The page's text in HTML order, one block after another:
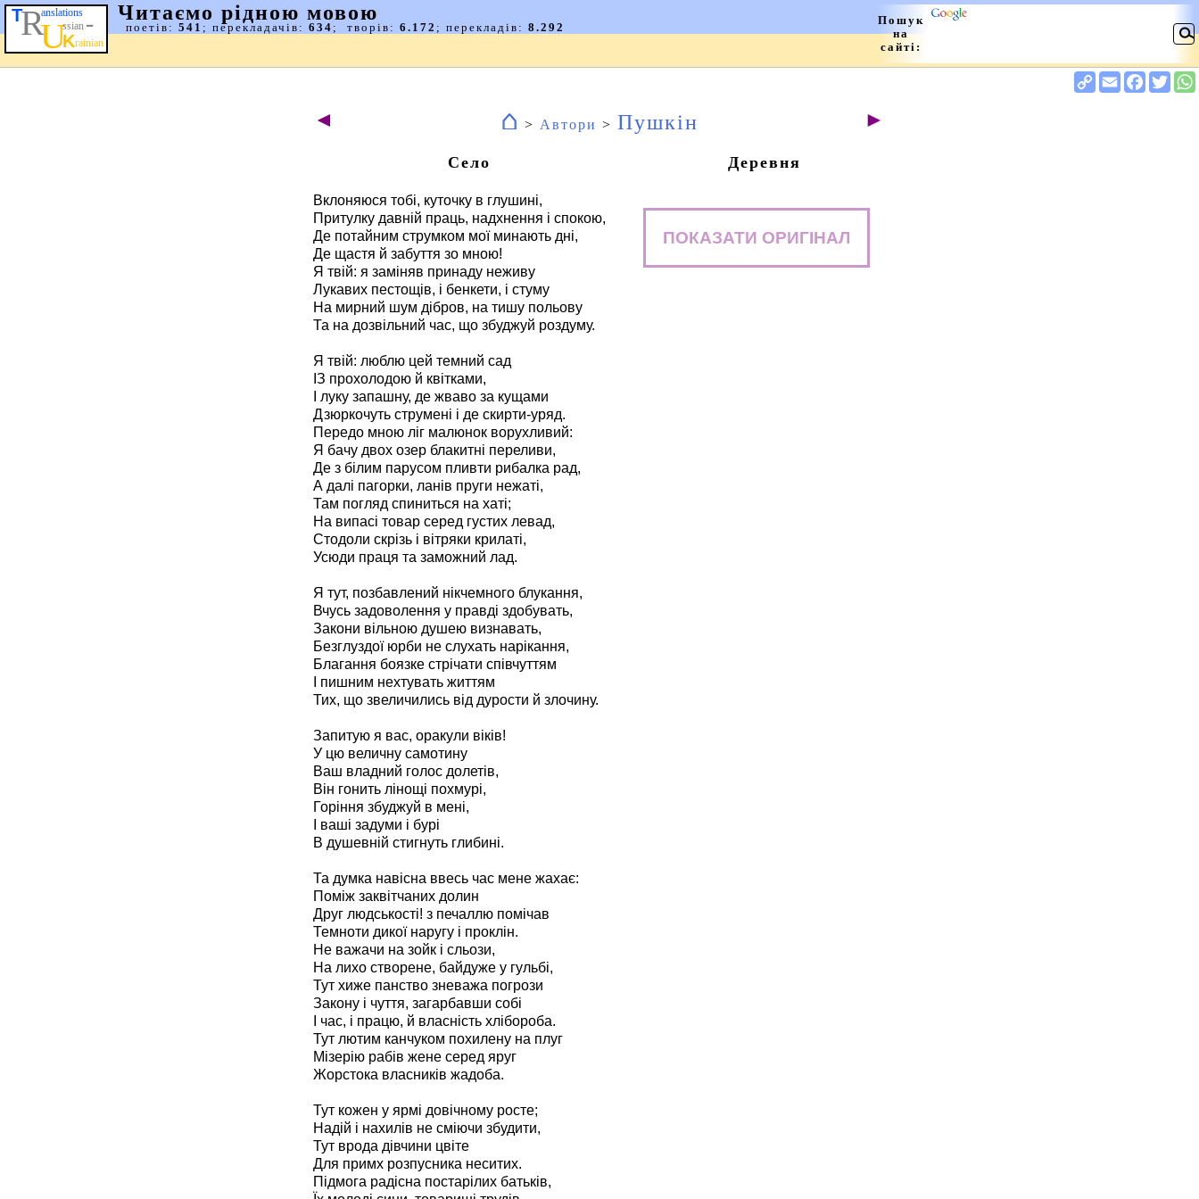
◄ ⌂ > Автори > Пушкін ►
Село
Вклоняюся тобі, куточку в глушині,
Притулку давній праць, надхнення і спокою,
Де потайним струмком мої минають дні,
Де щастя й забуття зо мною!
Я твій: я заміняв принаду неживу
Лукавих пестощів, і бенкети, і стуму
На мирний шум дібров, на тишу польову
Та на дозвільний час, що збуджуй роздуму.
Я твій: люблю цей темний сад
ІЗ прохолодою й квітками,
І луку запашну, де жваво за кущами
Дзюркочуть струмені і де скирти-уряд.
Передо мною ліг малюнок ворухливий:
Я бачу двох озер блакитні переливи,
Де з білим парусом пливти рибалка рад,
А далі пагорки, ланів пруги нежаті,
Там погляд спиниться на хаті;
На випасі товар серед густих левад,
Стодоли скрізь і вітряки крилаті,
Усюди праця та заможний лад.
Я тут, позбавлений нікчемного блукання,
Вчусь задоволення у правді здобувать,
Закони вільною душею визнавать,
Безглуздої юрби не слухать нарікання,
Благання боязке стрічати співчуттям
І пишним нехтувать життям
Тих, що звеличились від дурости й злочину.
Запитую я вас, оракули віків!
У цю величну самотину
Ваш владний голос долетів,
Він гонить лінощі похмурі,
Горіння збуджуй в мені,
І ваші задуми і бурі
В душевній стигнуть глибині.
Та думка навісна ввесь час мене жахає:
Поміж заквітчаних долин
Друг людськості! з печаллю помічав
Темноти дикої наругу і проклін.
Не важачи на зойк і сльози,
На лихо створене, байдуже у гульбі,
Тут хиже панство зневажа погрози
Закону і чуття, загарбавши собі
І час, і працю, й власність хлібороба.
Тут лютим канчуком похилену на плуг
Мізерію рабів жене серед яруг
Жорстока власників жадоба.
Тут кожен у ярмі довічному росте;
Надій і нахилів не сміючи збудити,
Тут врода дівчини цвіте
Для примх розпусника неситих.
Підмога радісна постарілих батьків,
Деревня
ПОКАЗАТИ ОРИГІНАЛ